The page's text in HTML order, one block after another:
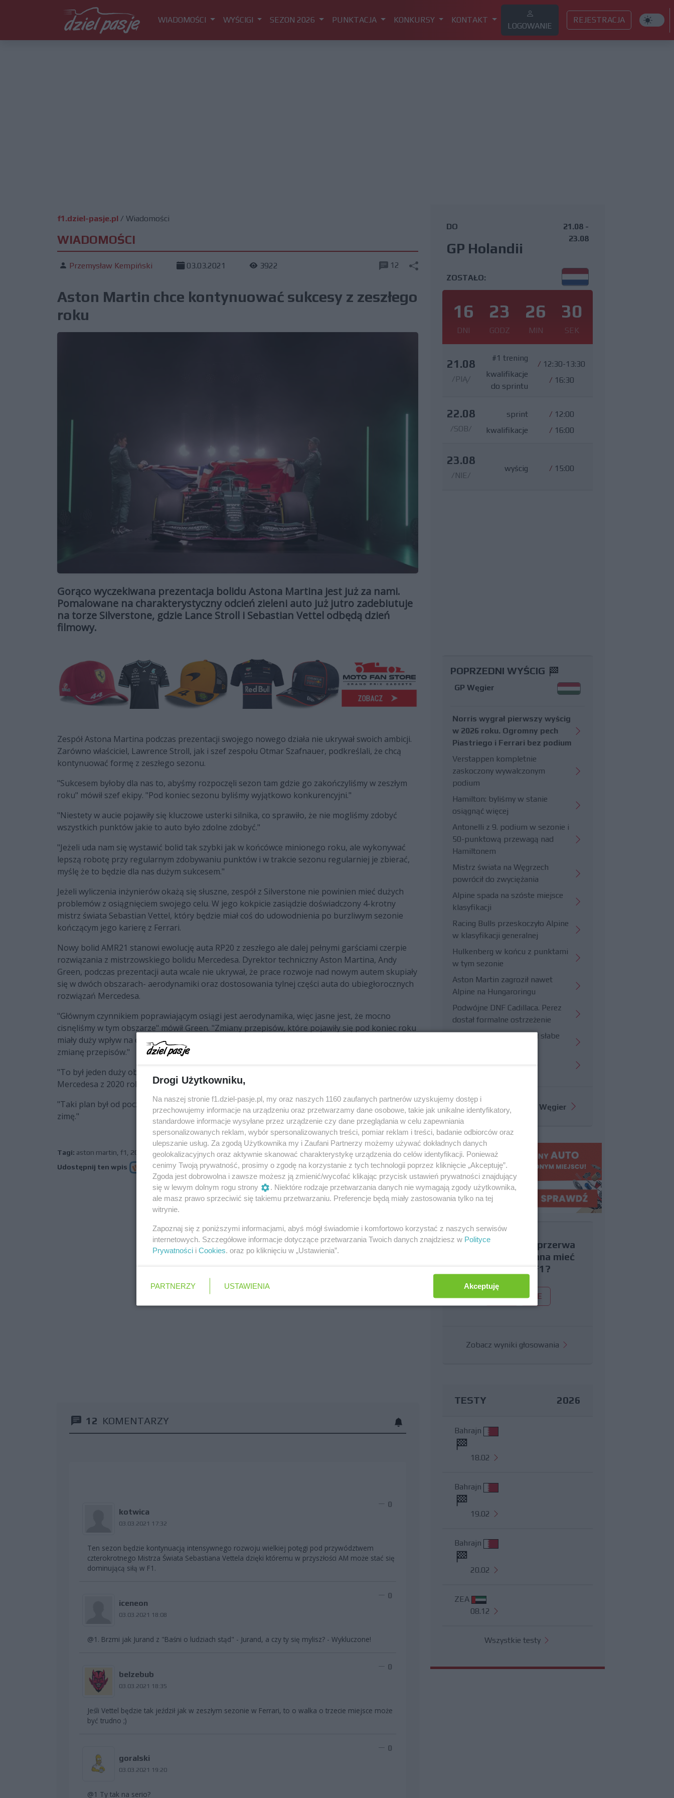
WIADOMOŚCI WYŚCIGI SEZON 2026 PUNKTACJA KONKURSY KONTAKT
LOGOWANIE
REJESTRACJA
f1.dziel-pasje.pl / Wiadomości
WIADOMOŚCI
Przemysław Kempiński 03.03.2021 3922 12
Aston Martin chce kontynuować sukcesy z zeszłego
roku
Gorąco wyczekiwana prezentacja bolidu Astona Martina jest już za nami.
Pomalowane na charakterystyczny odcień zieleni auto już jutro zadebiutuje
na torze Silverstone, gdzie Lance Stroll i Sebastian Vettel odbędą dzień
filmowy.
Zespół Astona Martina podczas prezentacji swojego nowego działa nie ukrywał swoich ambicji.
Zarówno właściciel, Lawrence Stroll, jak i szef zespołu Otmar Szafnauer, podkreślali, że chcą
kontynuować formę z zeszłego sezonu.
"Sukcesem byłoby dla nas to, abyśmy rozpoczęli sezon tam gdzie go zakończyliśmy w zeszłym
roku" mówił szef ekipy. "Pod koniec sezonu byliśmy wyjątkowo konkurencyjni."
"Niestety w aucie pojawiły się kluczowe usterki silnika, co sprawiło, że nie mogliśmy zdobyć
wszystkich punktów jakie to auto było zdolne zdobyć."
"Jeżeli uda nam się wystawić bolid tak szybki jak w końcówce minionego roku, ale wykonywać
lepszą robotę przy regularnym zdobywaniu punktów i w trakcie sezonu regularniej je zbierać,
myślę że to będzie dla nas dużym sukcesem."
Jeżeli wyliczenia inżynierów okażą się słuszne, zespół z Silverstone nie powinien mieć dużych
problemów z osiągnięciem swojego celu. W jego kokpicie zasiądzie doświadczony 4-krotny
mistrz świata Sebastian Vettel, który będzie miał coś do udowodnienia po burzliwym sezonie
kończącym jego karierę z Ferrari.
Nowy bolid AMR21 stanowi ewolucję auta RP20 z zeszłego ale dalej pełnymi garściami czerpie
rozwiązania z mistrzowskiego bolidu Mercedesa. Dyrektor techniczny Aston Martina, Andy
Green, podczas prezentacji auta wcale nie ukrywał, że prace rozwoje nad nowym autem skupiały
się w dwóch obszarach- aerodynamiki oraz dostosowania tylnej części auta do ubiegłorocznych
rozwiązań Mercedesa.
"Głównym czynnikiem poprawiającym osiągi jest aerodynamika, więc jasne jest, że mocno
cisnęliśmy w tym obszarze" mówił Green. "Zmiany przepisów, które pojawiły się pod koniec roku
miały duży wpływ na osiągi więc zimę spędziliśmy starając się odzyskać to co straciliśmy przez
zmianę przepisów."
"To był jeden duży obszar. Zmieniliśmy także tył auta, aby dopasować go do zawieszenia
Mercedesa z 2020 roku."
"Taki plan był od początku tak więc te dwa obszary stanowiły główny cel naszej pracy przez
zimę."
Tagi: aston martin, f1, 2021 vettel,stroll,green,amr21
Udostępnij ten wpis
poprzedni następny
12 KOMENTARZY
kotwica
03.03.2021 17:32
0
Ten sezon będzie kontynuacją intensywnego rozwoju wielkiej potęgi pod przywództwem
czterokrotnego Mistrza Świata Sebastiana Vettela dzięki któremu w przyszłości AM może stać się
dominującą siłą w F1.
iceneon
03.03.2021 18:08
0
@1. Brzmi jak Jurand z "Baśni o ludziach stąd" - Jurand, a czy ty się mylisz? - Wykluczone!
belzebub
03.03.2021 18:35
0
Jeśli Vettel będzie tak jeździł jak w zeszłym sezonie w Ferrari, to o walka o trzecie miejsce może
być trudno ;)
goralski
03.03.2021 19:20
0
@1 Ty tak na serio?
DO
GP Holandii
21.08 -
23.08
ZOSTAŁO:
16
DNI
23
GODZ
26
MIN
29
SEK
21.08
/PIĄ/
#1 trening
kwalifikacje
do sprintu
/ 12:30-13:30
/ 16:30
22.08
/SOB/
sprint
kwalifikacje
/ 12:00
/ 16:00
23.08
/NIE/
wyścig / 15:00
POPRZEDNI WYŚCIG
GP Węgier
Norris wygrał pierwszy wyścig
w 2026 roku. Ogromny pech
Piastriego i Ferrari bez podium
Verstappen kompletnie
zaskoczony wywalczonym
podium
Hamilton: byliśmy w stanie
osiągnąć więcej
Antonelli z 9. podium w sezonie i
50-punktową przewagą nad
Hamiltonem
Mistrz świata na Węgrzech
powrócił do zwyciężania
Alpine spada na szóste miejsce
klasyfikacji
Racing Bulls przeskoczyło Alpine
w klasyfikacji generalnej
Hulkenberg w końcu z punktami
w tym sezonie
Aston Martin zagroził nawet
Alpine na Hungaroringu
Podwójne DNF Cadillaca. Perez
dostał formalne ostrzeżenie
Hungaroring potwierdził słabe
Więcej informacji o GP Węgier
Czy uważasz, że przerwa
wakacyjna powinna mieć
miejsce w F1?
TAK NIE
Zobacz wyniki głosowania
TESTY 2026
Bahrajn
18.02
Bahrajn
19.02
Bahrajn
20.02
ZEA
08.12
Wszystkie testy
Drogi Użytkowniku,
Na naszej stronie f1.dziel-pasje.pl, my oraz naszych 1160 zaufanych partnerów uzyskujemy dostęp i
przechowujemy informacje na urządzeniu oraz przetwarzamy dane osobowe, takie jak unikalne identyfikatory,
standardowe informacje wysyłane przez urządzenie czy dane przeglądania w celu zapewniania
spersonalizowanych reklam, wybór spersonalizowanych treści, pomiar reklam i treści, badanie odbiorców oraz
ulepszanie usług. Za zgodą Użytkownika my i Zaufani Partnerzy możemy używać dokładnych danych
geolokalizacyjnych oraz aktywnie skanować charakterystykę urządzenia do celów identyfikacji. Ponieważ
cenimy Twoją prywatność, prosimy o zgodę na korzystanie z tych technologii poprzez kliknięcie „Akceptuję”.
Zgoda jest dobrowolna i zawsze możesz ją zmienić/wycofać klikając przycisk ustawień prywatności znajdujący
się w lewym dolnym rogu strony
. Niektóre rodzaje przetwarzania danych nie wymagają zgody użytkownika,
ale masz prawo sprzeciwić się takiemu przetwarzaniu. Preferencje będą miały zastosowania tylko na tej
witrynie.
Zapoznaj się z poniższymi informacjami, abyś mógł świadomie i komfortowo korzystać z naszych serwisów
internetowych. Szczegółowe informacje dotyczące przetwarzania Twoich danych znajdziesz w Polityce
Prywatności i Cookies. oraz po kliknięciu w „Ustawienia”.
PARTNERZY USTAWIENIA Akceptuję